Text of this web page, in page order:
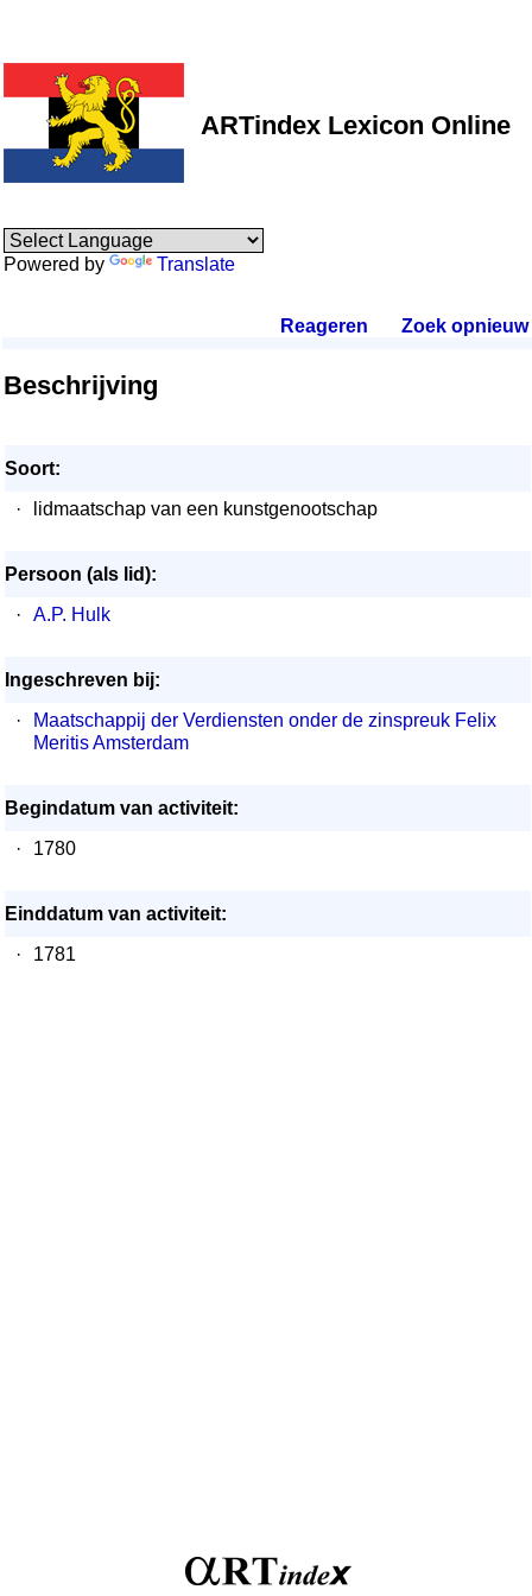
ARTindex Lexicon Online
Powered by Translate
Reageren Zoek opnieuw.
Beschrijving
Soort:
·
lidmaatschap van een kunstgenootschap
Persoon (als lid):
·
A.P. Hulk
Ingeschreven bij:
·
Maatschappij der Verdiensten onder de zinspreuk Felix
Meritis Amsterdam
Begindatum van activiteit:
·
1780
Einddatum van activiteit:
·
1781